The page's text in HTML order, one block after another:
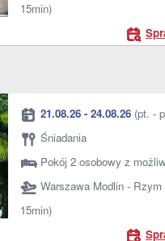
15min)
21.08.26 - 24.08.26 (pt. -
Śniadania
Pokój 2 osobowy z
Warszawa Modlin -
15min)